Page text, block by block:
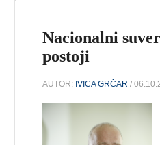
Nacionalni
postoji
AUTOR: IVICA GRČAR /